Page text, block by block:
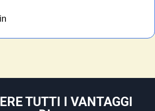
TUTTI I VANTAGGI